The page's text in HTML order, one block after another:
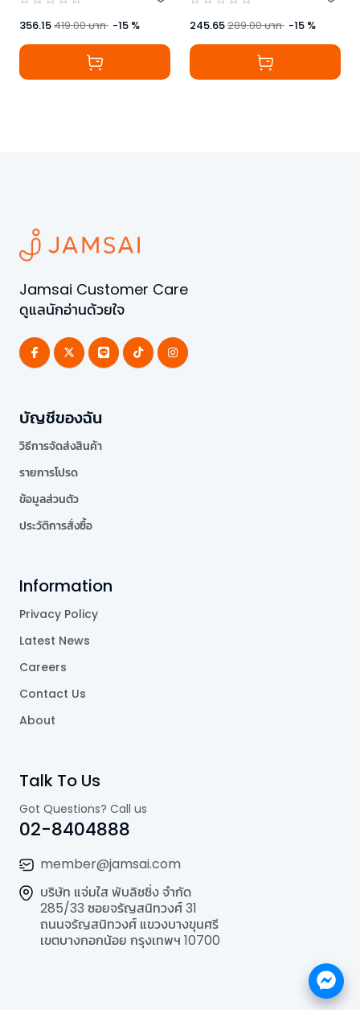
356.15419.00บาท -15 % 245.65289.00บาท -15 %
Jamsai Customer Care
ดูแลนักอ่านด้วยใจ
บัญชีของฉัน
วิธีการจัดส่งสินค้า
รายการโปรด
ข้อมูลส่วนตัว
ประวัติการสั่งซื้อ
Information
Privacy Policy
Latest News
Careers
Contact Us
About
Talk To Us
Got Questions? Call us
02-8404888
member@jamsai.com
บริษัท แจ่มใส พับลิชชิ่ง จำกัด
285/33 ซอยจรัญสนิทวงศ์ 31
ถนนจรัญสนิทวงศ์ แขวงบางขุนศรี
เขตบางกอกน้อย กรุงเทพฯ 10700